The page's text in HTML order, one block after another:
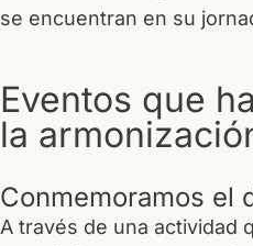
10 FONDO DE
12 CONSEJERIAS
se encuentran en su
Eventos que
la
Conmemoramos el
A través de una actividad